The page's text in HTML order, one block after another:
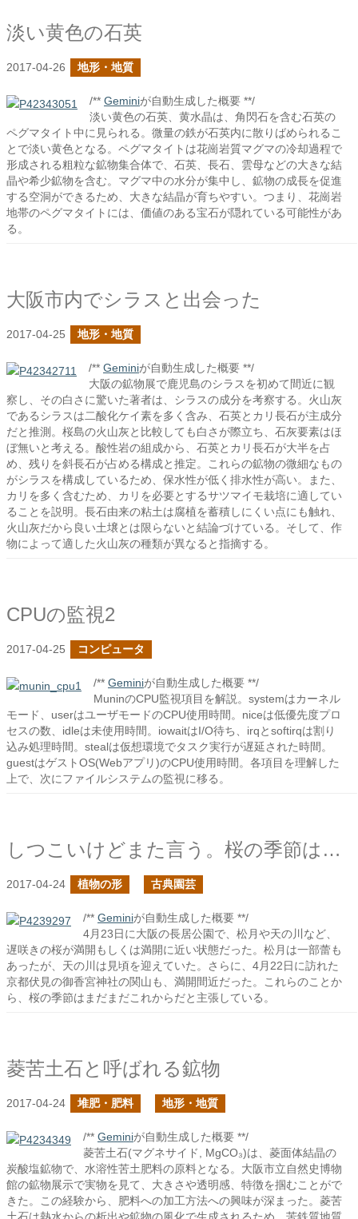
淡い黄色の石英
2017-04-26 地形・地質
/** Geminiが自動生成した概要 **/
淡い黄色の石英、黄水晶は、角閃石を含む石英の
ペグマタイト中に見られる。微量の鉄が石英内に散りばめられるこ
とで淡い黄色となる。ペグマタイトは花崗岩質マグマの冷却過程で
形成される粗粒な鉱物集合体で、石英、長石、雲母などの大きな結
晶や希少鉱物を含む。マグマ中の水分が集中し、鉱物の成長を促進
する空洞ができるため、大きな結晶が育ちやすい。つまり、花崗岩
地帯のペグマタイトには、価値のある宝石が隠れている可能性があ
る。
大阪市内でシラスと出会った
2017-04-25 地形・地質
/** Geminiが自動生成した概要 **/
大阪の鉱物展で鹿児島のシラスを初めて間近に観
察し、その白さに驚いた著者は、シラスの成分を考察する。火山灰
であるシラスは二酸化ケイ素を多く含み、石英とカリ長石が主成分
だと推測。桜島の火山灰と比較しても白さが際立ち、石灰要素はほ
ぼ無いと考える。酸性岩の組成から、石英とカリ長石が大半を占
め、残りを斜長石が占める構成と推定。これらの鉱物の微細なもの
がシラスを構成しているため、保水性が低く排水性が高い。また、
カリを多く含むため、カリを必要とするサツマイモ栽培に適してい
ることを説明。長石由来の粘土は腐植を蓄積しにくい点にも触れ、
火山灰だから良い土壌とは限らないと結論づけている。そして、作
物によって適した火山灰の種類が異なると指摘する。
CPUの監視2
2017-04-25 コンピュータ
/** Geminiが自動生成した概要 **/
MuninのCPU監視項目を解説。systemはカーネル
モード、userはユーザモードのCPU使用時間。niceは低優先度プロ
セスの数、idleは未使用時間。iowaitはI/O待ち、irqとsoftirqは割り
込み処理時間。stealは仮想環境でタスク実行が遅延された時間。
guestはゲストOS(Webアプリ)のCPU使用時間。各項目を理解した
上で、次にファイルシステムの監視に移る。
しつこいけどまた言う。桜の季節はこれからだ！
2017-04-24 植物の形 古典園芸
/** Geminiが自動生成した概要 **/
4月23日に大阪の長居公園で、松月や天の川など、
遅咲きの桜が満開もしくは満開に近い状態だった。松月は一部蕾も
あったが、天の川は見頃を迎えていた。さらに、4月22日に訪れた
京都伏見の御香宮神社の関山も、満開間近だった。これらのことか
ら、桜の季節はまだまだこれからだと主張している。
菱苦土石と呼ばれる鉱物
2017-04-24 堆肥・肥料 地形・地質
/** Geminiが自動生成した概要 **/
菱苦土石(マグネサイド, MgCO₃)は、菱面体結晶の
炭酸塩鉱物で、水溶性苦土肥料の原料となる。大阪市立自然史博物
館の鉱物展示で実物を見て、大きさや透明感、特徴を掴むことがで
きた。この経験から、肥料への加工方法への興味が深まった。菱苦